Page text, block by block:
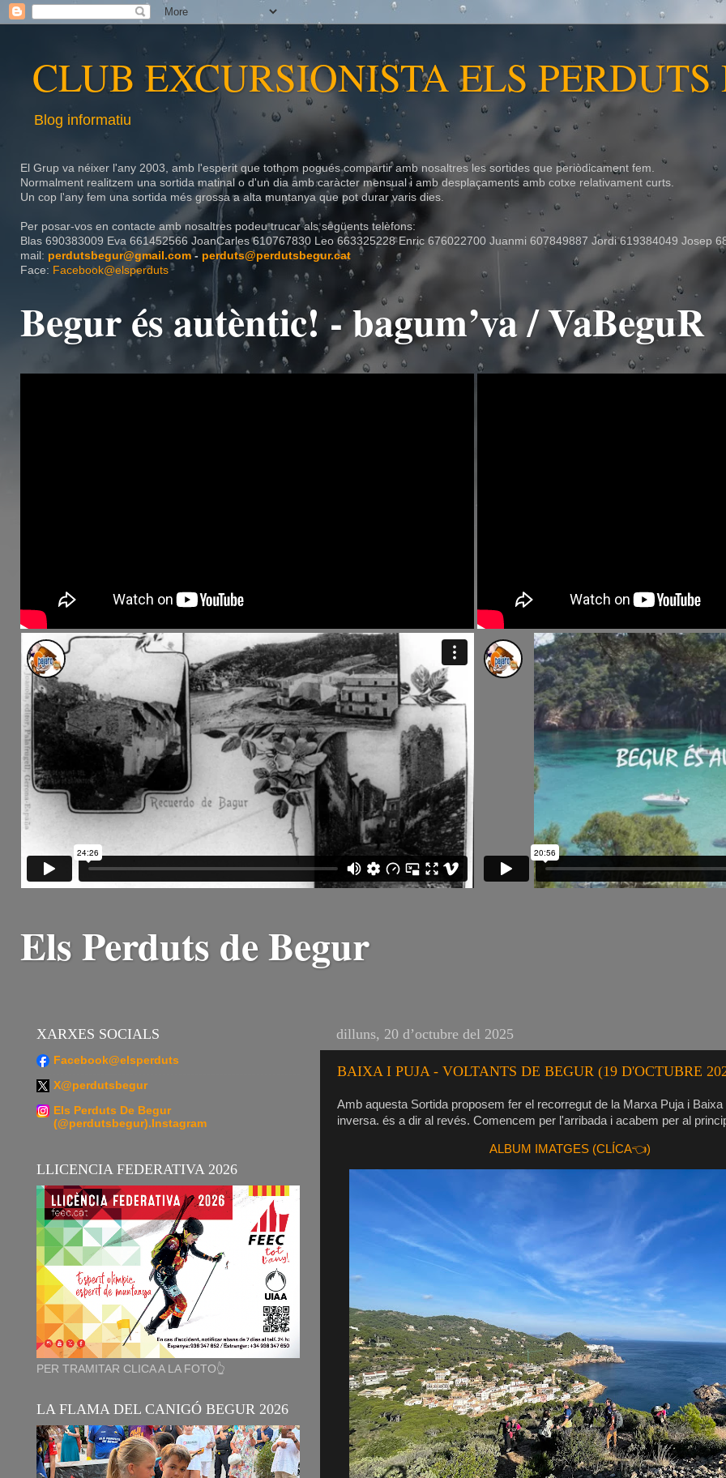
CLUB EXCURSIONISTA ELS
Blog informatiu
El Grup va néixer l'any 2003, amb l'esperit que tothom pogués compartir amb nosaltres les sortides que periòdicament fem.
Normalment realitzem una sortida matinal o d'un dia amb caràcter mensual i amb desplaçaments amb cotxe relativament curts.
Un cop l'any fem una sortida més grossa a alta muntanya que pot durar varis dies.
Per posar-vos en contacte amb nosaltres podeu trucar als següents telèfons:
Blas 690383009 Eva 661452566 JoanCarles610767830 Leo 663325228 Enric 676022700 Juanmi 607849887 Jordi 619384049 Josep
mail: perdutsbegur@gmail.com- perduts@perdutsbegur.cat
Face: Facebook@elsperduts
Begur és autèntic! - bagum’va / VaBeguR
Els Perduts de Begur
dilluns, 20 d’octubre del 2025
BAIXA I PUJA - VOLTANTS DE BEGUR (19 D'OCTUBRE
Amb aquesta Sortida proposem fer el recorregut de la Marxa Puja i
inversa. és a dir al revés. Comencem per l'arribada i acabem per al
ALBUM IMATGES (CLÍCA👈)
XARXES SOCIALS
Facebook@elsperduts
X@perdutsbegur
Els Perduts De Begur
(@perdutsbegur).Instagram
LLICENCIA FEDERATIVA 2026
PER TRAMITAR CLICA A LA FOTO👆
LA FLAMA DEL CANIGÓ BEGUR 2026